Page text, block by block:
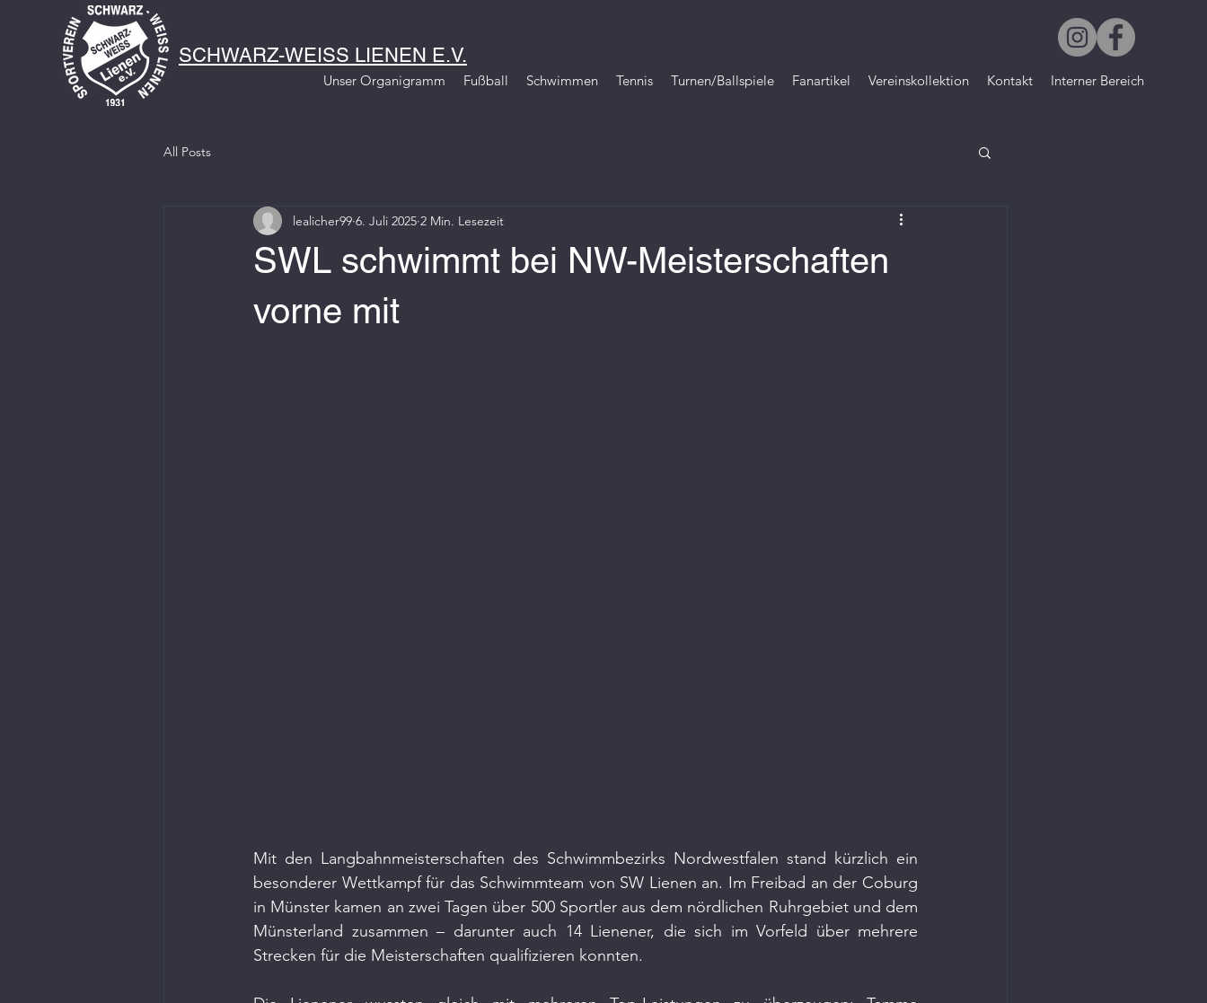
SCHWARZ-WEISS LIENEN E.V.
Unser Organigramm Fußball Schwimmen Tennis Turnen/Ballspiele Fanartikel Vereinskollektion Kontakt Interner Bereich
All Posts
SWL schwimmt bei NW-Meisterschaften
vorne mit
lealicher99 6. Juli 2025 2 Min. Lesezeit
Mit den Langbahnmeisterschaften des Schwimmbezirks Nordwestfalen stand kürzlich ein
besonderer Wettkampf für das Schwimmteam von SW Lienen an. Im Freibad an der Coburg
in Münster kamen an zwei Tagen über 500 Sportler aus dem nördlichen Ruhrgebiet und dem
Münsterland zusammen – darunter auch 14 Lienener, die sich im Vorfeld über mehrere
Strecken für die Meisterschaften qualifizieren konnten.